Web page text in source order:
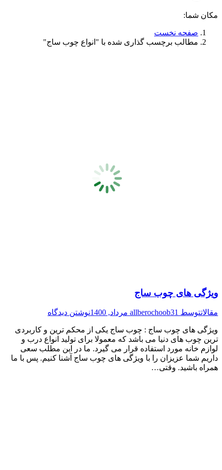
مکان شما:
صفحه نخست
مطالب برچسب گذاری شده با "انواع چوب ساج"
ویژگی های چوب ساج
مقالاتتوسط allberochoob31 مرداد, 1400 نوشتن دیدگاه
ویژگی های چوب ساج : چوب ساج یکی از محکم ترین و کاربردی
ترین چوب های دنیا می باشد که معمولا برای تولید انواع درب و
لوازم خانه مورد استفاده قرار می گیرد. ما در این مطلب سعی
داریم شما عزیزان را با ویژگی های چوب ساج آشنا کنیم. پس با ما
همراه باشید. وقتی…